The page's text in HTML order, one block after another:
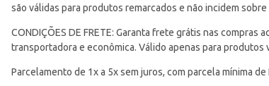
são válidas para produtos remarcados e não incidem
CONDIÇÕES DE FRETE: Garanta frete grátis nas
transportadora e econômica. Válido apenas para produtos
Parcelamento de 1x a 5x sem juros, com parcela mínima